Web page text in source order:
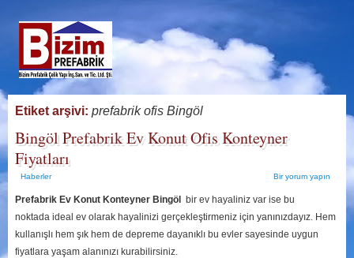
Etiket arşivi: prefabrik ofis Bingöl
Bingöl Prefabrik Ev Konut Ofis Konteyner
Fiyatları
Haberler Bir yorum yapın
Prefabrik Ev Konut Konteyner Bingöl
bir ev hayaliniz var ise bu
noktada ideal ev olarak hayalinizi gerçekleştirmeniz için yanınızdayız. Hem
kullanışlı hem şık hem de depreme dayanıklı bu evler sayesinde uygun
fiyatlara yaşam alanınızı kurabilirsiniz.